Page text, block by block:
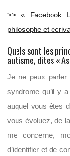
>> « Facebook
philosophe et
Quels sont les
autisme, dites «
Je ne peux
syndrome qu’il y a
auquel vous êtes
vous évoluez, de
me concerne,
d’identifier et de